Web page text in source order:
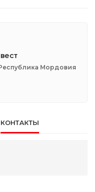
Мордовия
КОНТАКТЫ